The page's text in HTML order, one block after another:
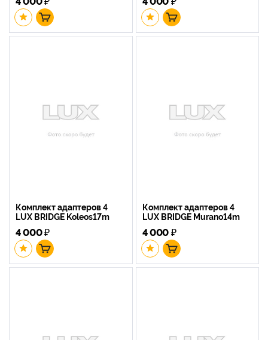
Комплект адаптеров 4
LUX BRIDGE Koleos17m
4 000₽
Комплект адаптеров 4
LUX BRIDGE Murano14m
4 000₽